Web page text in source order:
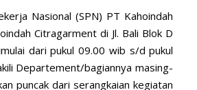
Nasional (SPN) PT Kahoindah
Citragarment di Jl. Bali Blok D
dari pukul 09.00 wib s/d pukul
Departement/bagiannya masing-
puncak dari serangkaian kegiatan